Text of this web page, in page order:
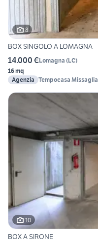
8
BOX SINGOLO A LOMAGNA
14.000 €Lomagna (LC)
16 mq
Agenzia Tempocasa Missaglia
10
BOX A SIRONE